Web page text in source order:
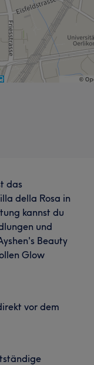
das
della Rosa in
kannst du
und
Beauty
Glow
vor dem